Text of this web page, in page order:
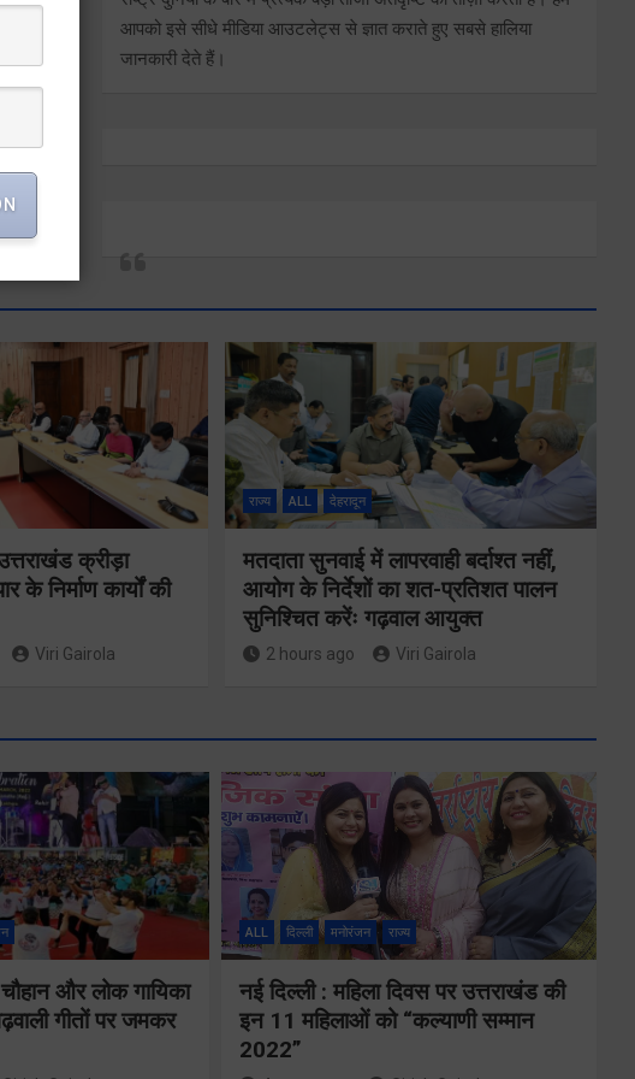
आपको इसे सीधे मीडिया आउटलेट्स से ज्ञात कराते हुए सबसे हालिया
जानकारी देते हैं।
क्रीड़ा
के निर्माण कार्यों की
Viri Gairola
राज्य ALL देहरादून
मतदाता सुनवाई में लापरवाही बर्दाश्त नहीं,
आयोग के निर्देशों का शत-प्रतिशत पालन
सुनिश्चित करेंः गढ़वाल आयुक्त
2 hours ago Viri Gairola
चौहान और लोक गायिका
गीतों पर जमकर
ALL दिल्ली मनोरंजन राज्य
नई दिल्ली : महिला दिवस पर उत्तराखंड की
इन 11 महिलाओं को “कल्याणी सम्मान
2022”
सचिव ने
बड़े
का
कार्य
समय पर
जाने के
कॉमनवेल्थ गेम्स
2026 के
उत्तराखंड के
पदक विजेताओं
और प्रशिक्षकों को
मुख्यमंत्री धामी ने